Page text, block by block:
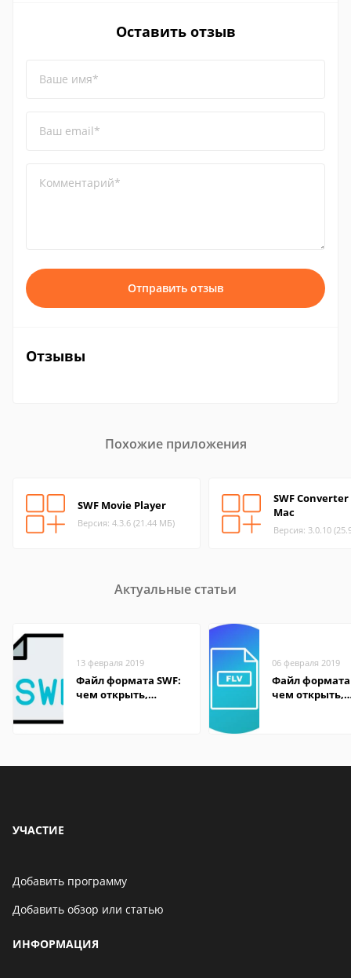
Оставить отзыв
Ваше имя*
Ваш email*
Комментарий*
Отправить отзыв
Отзывы
Похожие приложения
SWF Movie Player
Версия: 4.3.6 (21.44 МБ)
SWF
Mac
Версия: 3.0.10
Актуальные статьи
13 февраля 2019
Файл формата SWF:
чем открыть,
06 февраля 2019
Файл формата
чем открыть,
УЧАСТИЕ
Добавить программу
Добавить обзор или статью
ИНФОРМАЦИЯ